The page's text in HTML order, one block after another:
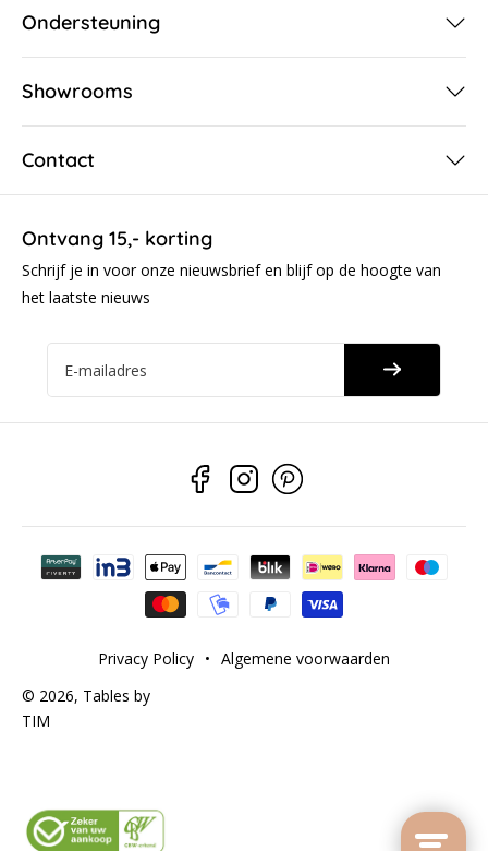
Ondersteuning
Showrooms
Contact
Ontvang 15,- korting
Schrijf je in voor onze nieuwsbrief en blijf op de hoogte van
het laatste nieuws
E-mailadres
© 2026, Tables by
TIM
Privacy Policy • Algemene voorwaarden